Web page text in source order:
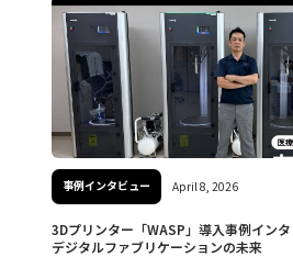
事例インタビュー April 8, 2026
3Dプリンター「WASP」導入事例イン
デジタルファブリケーションの未来